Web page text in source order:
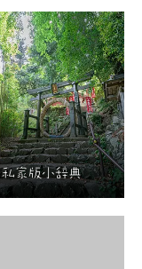
私家版小辞典